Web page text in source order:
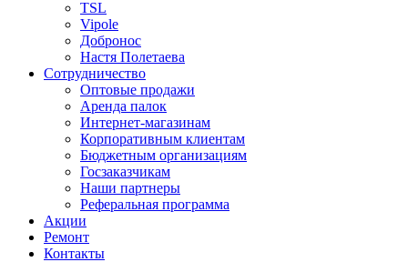
TSL
Vipole
Добронос
Настя Полетаева
Сотрудничество
Оптовые продажи
Аренда палок
Интернет-магазинам
Корпоративным клиентам
Бюджетным организациям
Госзаказчикам
Наши партнеры
Реферальная программа
Акции
Ремонт
Контакты